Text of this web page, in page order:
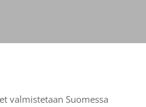
valmistetaan Suomessa